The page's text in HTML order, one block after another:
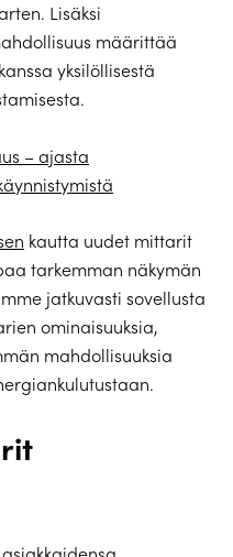
Lisäksi
määrittää
kanssa yksilöllisestä
– ajasta
kautta uudet mittarit
tarkemman näkymän
jatkuvasti sovellusta
ominaisuuksia,
mahdollisuuksia